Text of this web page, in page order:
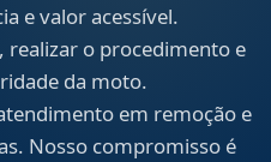
e valor acessível.
realizar o procedimento e
da moto.
em remoção e
Nosso compromisso é